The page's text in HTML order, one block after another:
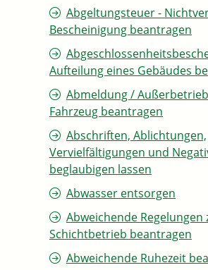
Abgeltungsteuer -
Bescheinigung beantragen
Aufteilung eines Gebäudes
Abmeldung /
Fahrzeug beantragen
Abschriften, Ablichtungen,
Vervielfältigungen und
beglaubigen lassen
Abwasser entsorgen
Abweichende Regelungen
Schichtbetrieb beantragen
Abweichende Ruhezeit